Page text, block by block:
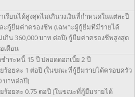
เรียนได้สูงสุดไม่เกินวงเงินที่กำหนดในแต่ละปี
ะกู้ยืมค่าครองชีพ (เฉพาะผู้กู้ยืมที่มีรายได้
กิน 360,000 บาท ต่อปี) กู้ยืมค่าครองชีพสูงสุด
เดือน
ชำระหนี้ 15 ปี ปลอดดอกเบี้ย 2 ปี
ร้อยละ 1 ต่อปี (ในขณะที่กู้ยืมรายได้ครอบครัว
บาทต่อปี)
ร้อยละ 0.75 ต่อปี (ในขณะที่กู้ยืมรายได้